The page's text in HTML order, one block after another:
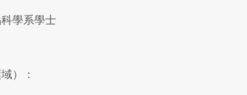
學系學士
）：